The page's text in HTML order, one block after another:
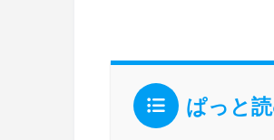
ぱっと